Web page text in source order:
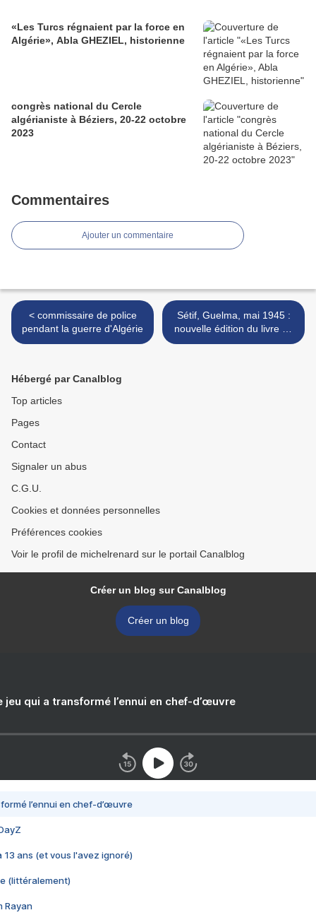
«Les Turcs régnaient par la force en
Algérie», Abla GHEZIEL, historienne
congrès national du Cercle
algérianiste à Béziers, 20-22 octobre
2023
Commentaires
Ajouter un commentaire
< commissaire de police
pendant la guerre d'Algérie
Sétif, Guelma, mai 1945 :
nouvelle édition du livre de
Roger Vétillard >
Hébergé par Canalblog
Top articles
Pages
Contact
Signaler un abus
C.G.U.
Cookies et données personnelles
Préférences cookies
Voir le profil de michelrenard sur le portail Canalblog
Créer un blog sur Canalblog
Créer un blog
jeu qui a transformé l’ennui en chef-d’œuvre
l’ennui en chef-d’œuvre
13 ans (et vous l'avez ignoré)
(littéralement)
Rayan